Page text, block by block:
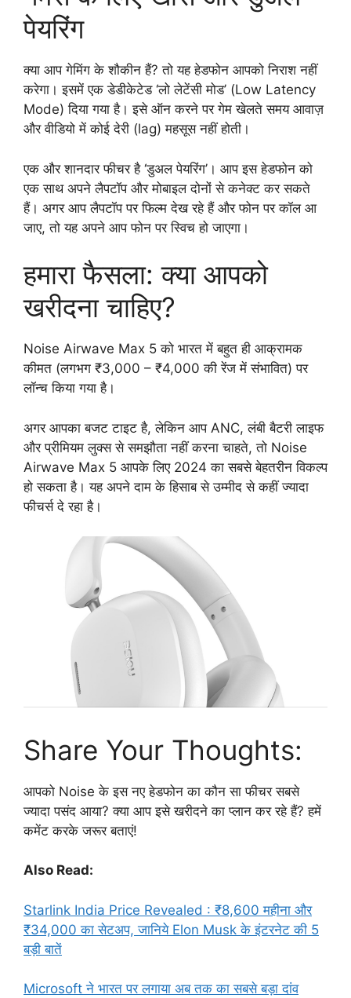
पेयरिंग
क्या आप गेमिंग के शौकीन हैं? तो यह हेडफोन आपको निराश नहीं
करेगा। इसमें एक डेडीकेटेड ‘लो लेटेंसी मोड’ (Low Latency
Mode) दिया गया है। इसे ऑन करने पर गेम खेलते समय आवाज़
और वीडियो में कोई देरी (lag) महसूस नहीं होती।
एक और शानदार फीचर है ‘डुअल पेयरिंग’। आप इस हेडफोन को
एक साथ अपने लैपटॉप और मोबाइल दोनों से कनेक्ट कर सकते
हैं। अगर आप लैपटॉप पर फिल्म देख रहे हैं और फोन पर कॉल आ
जाए, तो यह अपने आप फोन पर स्विच हो जाएगा।
हमारा फैसला: क्या आपको
खरीदना चाहिए?
Noise Airwave Max 5 को भारत में बहुत ही आक्रामक
कीमत (लगभग ₹3,000 – ₹4,000 की रेंज में संभावित) पर
लॉन्च किया गया है।
अगर आपका बजट टाइट है, लेकिन आप ANC, लंबी बैटरी लाइफ
और प्रीमियम लुक्स से समझौता नहीं करना चाहते, तो Noise
Airwave Max 5 आपके लिए 2024 का सबसे बेहतरीन विकल्प
हो सकता है। यह अपने दाम के हिसाब से उम्मीद से कहीं ज्यादा
फीचर्स दे रहा है।
Share Your Thoughts:
आपको Noise के इस नए हेडफोन का कौन सा फीचर सबसे
ज्यादा पसंद आया? क्या आप इसे खरीदने का प्लान कर रहे हैं? हमें
कमेंट करके जरूर बताएं!
Also Read:
Starlink India Price Revealed : ₹8,600 महीना और
₹34,000 का सेटअप, जानिये Elon Musk के इंटरनेट की 5
बड़ी बातें
Microsoft ने भारत पर लगाया अब तक का सबसे बड़ा दांव